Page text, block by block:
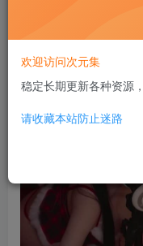
欢迎访问次元集
稳定长期更新各种资源
请收藏本站防止迷路